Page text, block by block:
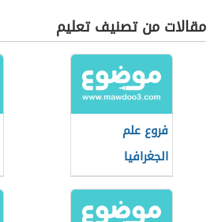
مقالات من تصنيف تعليم
فروع علم
الجغرافيا